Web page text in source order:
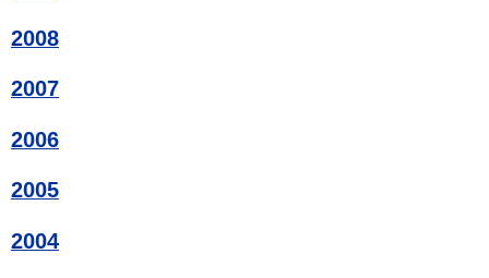
2008
2007
2006
2005
2004